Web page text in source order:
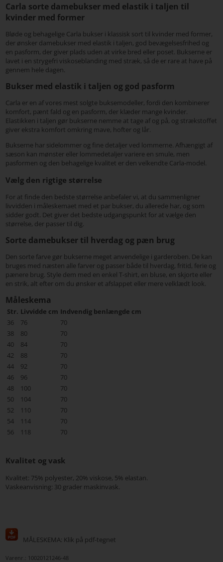
Carla sorte damebukser med elastik i taljen til
kvinder med former
Bløde og behagelige Carla bukser i klassisk sort til kvinder med former,
der ønsker damebukser med elastik i taljen, god bevægelsesfrihed og
en pasform, der giver plads uden at virke bred eller poset. Bukserne er
lavet i en strygefri viskoseblanding med stræk, så de er rare at have på
gennem hele dagen.
Bukser med elastik i taljen og god pasform
Carla er en af vores mest solgte buksemodeller, fordi den kombinerer
komfort, pænt fald og en pasform, der klæder mange kvinder.
Elastikken i taljen gør bukserne nemme at tage af og på, og strækstoffet
giver ekstra komfort omkring mave, hofter og lår.
Bukserne har sidelommer og fine detaljer ved lommerne. Afhængigt af
sæson kan mønster eller lommedetaljer variere en smule, men
pasformen og den behagelige kvalitet er den velkendte Carla-model.
Vælg den rigtige størrelse
For at finde den bedste størrelse anbefaler vi, at du sammenligner
livvidden i måleskemaet med et par bukser, du allerede har, og som
sidder godt. Det giver det bedste udgangspunkt for at vælge den
størrelse, der passer til dig.
Sorte damebukser til hverdag og pæn brug
Den sorte farve gør bukserne meget anvendelige i garderoben. De kan
bruges med næsten alle farver og passer både til hverdag, fritid, ferie og
pænere brug. Style dem med en enkel T-shirt, en bluse, en skjorte eller
en strik, alt efter om du ønsker et afslappet eller mere velklædt look.
Måleskema
Str. Livvidde cm Indvendig benlængde cm
36
76
70
38
80
70
40
84
70
42
88
70
44
92
70
46
96
70
48
100
70
50
104
70
52
110
70
54
114
70
56
118 70
Kvalitet og vask
Kvalitet: 75% polyester, 20% viskose, 5% elastan.
Vaskeanvisning: 30 grader maskinvask.
MÅLESKEMA: Klik på pdf-tegnet
Varenr.: 10020121246-48